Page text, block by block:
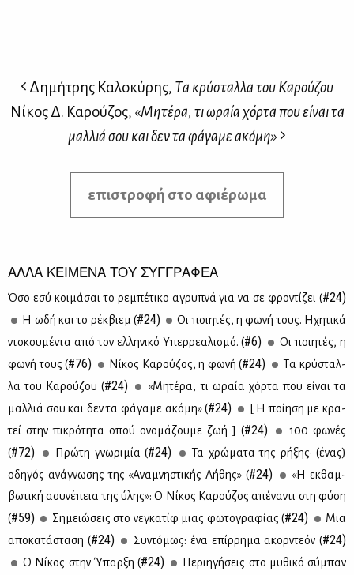
Δημήτρης Καλοκύρης, Tα κρύσταλλα του Kαρούζου
Νίκος Δ. Καρούζος, «Μητέρα, τι ωραία χόρτα που είναι τα
μαλλιά σου και δεν τα φάγαμε ακόμη»
επιστροφή στο αφιέρωμα
ΑΛΛΑ ΚΕΙΜΕΝΑ ΤΟΥ ΣΥΓΓΡΑΦΕΑ
Όσο εσύ κοι­μά­σαι το ρε­μπέ­τι­κο αγρυ­πνά για να σε φρο­ντί­ζει (#24)
Η ωδή και το ρέκ­βιεμ (#24)
Οι ποι­η­τές, η φω­νή τους. Ηχη­τι­κά
ντο­κου­μέ­ντα από τον ελ­λη­νι­κό Υπερ­ρε­α­λι­σμό. (#6)
Οι ποι­η­τές, η
φω­νή τους (#76) Νί­κος Κα­ρού­ζος, η φω­νή (#24)
Tα κρύ­σταλ­
λα του Kα­ρού­ζου (#24)
«Μη­τέ­ρα, τι ωραία χόρ­τα που εί­ναι τα
μαλ­λιά σου και δεν τα φά­γα­με ακό­μη» (#24)
[ Η ποί­η­ση με κρα­
τεί στην πι­κρό­τη­τα οπού ονο­μά­ζου­με ζωή ] (#24)
100 φω­νές
(#72) Πρώ­τη γνω­ρι­μία (#24)
Τα χρώ­μα­τα της ρή­ξης· (ένας)
οδη­γός ανά­γνω­σης της «Ανα­μνη­στι­κής Λή­θης» (#24)
«Η εκ­θαμ­
βω­τι­κή ασυ­νέ­πεια της ύλης»: Ο Νί­κος Κα­ρού­ζος απέ­να­ντι στη φύ­ση
(#59) Ση­μειώ­σεις στο νε­γκα­τίφ μιας φω­το­γρα­φί­ας (#24)
Μια
απο­κα­τά­στα­ση (#24) Συ­ντό­μως: ένα επίρ­ρη­μα ακορ­ντε­όν (#24)
Ο Νί­κος στην Ύπαρ­ξη (#24)
Πε­ρι­η­γή­σεις στο μυ­θι­κό σύ­μπαν